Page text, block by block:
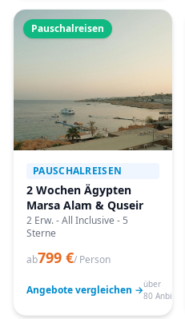
Pauschalreisen
PAUSCHALREISEN
2 Wochen Ägypten
Marsa Alam & Quseir
2 Erw. - All Inclusive - 5
Sterne
ab799 €/ Person
Angebote vergleichen →über
80 Anbieter